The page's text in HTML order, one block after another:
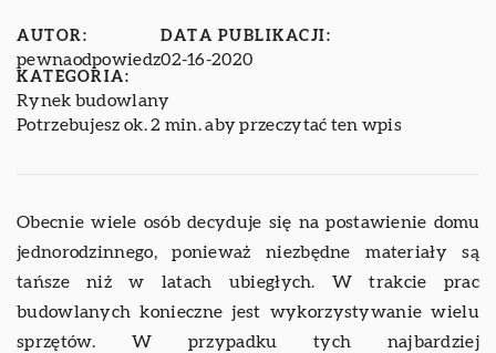
AUTOR:
pewnaodpowiedz
DATA PUBLIKACJI:
02-16-2020
KATEGORIA:
Rynek budowlany
Potrzebujesz ok. 2 min. aby przeczytać ten wpis
Obecnie wiele osób decyduje się na postawienie domu
jednorodzinnego, ponieważ niezbędne materiały są
tańsze niż w latach ubiegłych. W trakcie prac
budowlanych konieczne jest wykorzystywanie wielu
sprzętów. W przypadku tych najbardziej